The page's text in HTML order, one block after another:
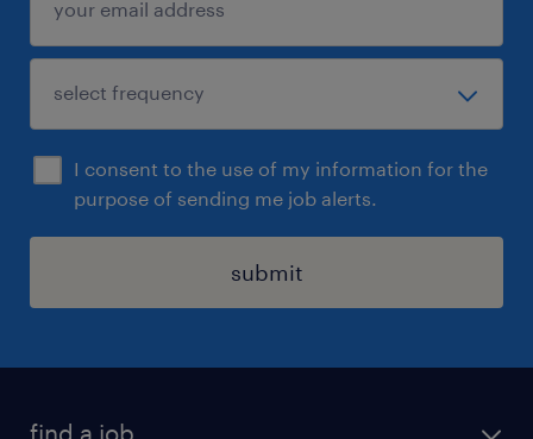
I consent to the use of my information for the
purpose of sending me job alerts.
submit
find a job